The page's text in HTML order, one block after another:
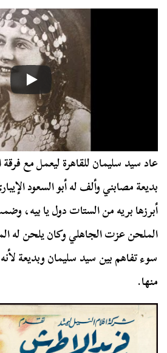
عاد سيد سليمان للقاهرة ليعمل مع
بديعة مصابني وألف له أبو السعود
أبرزها بريه من الستات دول يا بيه،
الملحن عزت الجاهلي وكان يلحن له
سوء تفاهم بين سيد سليمان وبديعة
منها.